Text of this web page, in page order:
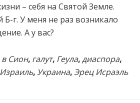
– себя на Святой Земле.
Б-г. У меня не раз возникало
А у вас?
Сион, галут, Геула,диаспора,
Израиль,Украина,Эрец Исраэль